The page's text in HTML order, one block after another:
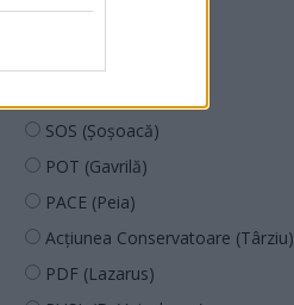
SOS (Șoșoacă)
POT (Gavrilă)
PACE (Peia)
Acțiunea Conservatoare (Târziu)
PDF (Lazarus)